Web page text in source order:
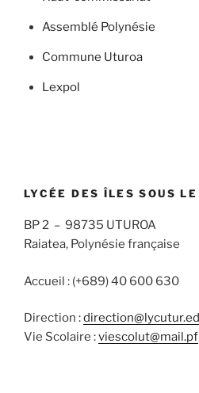
Assemblé Polynésie
Commune Uturoa
Lexpol
LYCÉE DES ÎLES SOUS
BP 2 – 98735 UTUROA
Raiatea, Polynésie française
Accueil : (+689) 40 600 630
Direction :
Vie Scolaire :viescolut@mail.pf